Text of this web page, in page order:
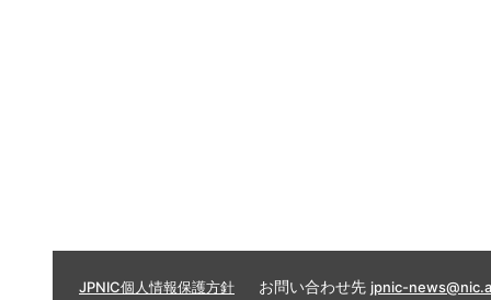
JPNIC個人情報保護方針 お問い合わせ先 jpnic-